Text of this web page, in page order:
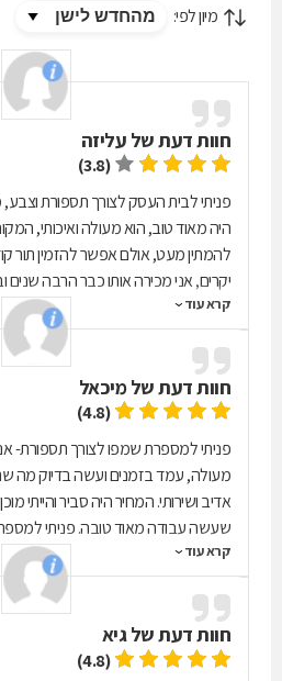
מיון לפי:
חוות דעת של עליזה
(3.8)
פניתי לבית העסק לצורך תספורת
היה מאוד טוב, הוא מעולה ואיכותי,
להמתין מעט, אולם אפשר להזמין תור
יקרים, אני מכירה אותו כבר הרבה שנים
מקצועיותו הרבה.
קרא עוד
חוות דעת שלמיכאל
(4.8)
מעולה, עמד בזמנים ועשה בדיוק מה
אדיב ושירותי. המחיר היה סביר והייתי
שעשה עבודה מאוד טובה. פניתי
שקיבלתי אמרו לי שהמספרה טובה.
קרא עוד
חוות דעת שלגיא
(4.8)